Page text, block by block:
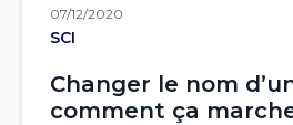
07/12/2020
SCI
Changer le nom
comment ça